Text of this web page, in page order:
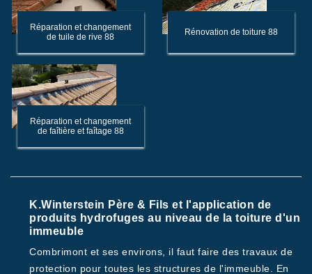
Réparation et changement
de tuile de rive 88
Rénovation de toiture 88
Réparation et changement
de faîtière et faîtage 88
K.Winterstein Père & Fils et l'application de
produits hydrofuges au niveau de la toiture d'un
immeuble
Combrimont et ses environs, il faut faire des travaux de
protection pour toutes les structures de l'immeuble. En